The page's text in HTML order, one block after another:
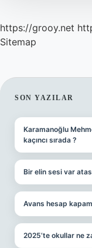
https://grooy.net
Sitemap
SON YAZILAR
Karamanoğlu
kaçıncı sırada ?
Bir elin sesi var
Avans hesap
2025’te okullar ne